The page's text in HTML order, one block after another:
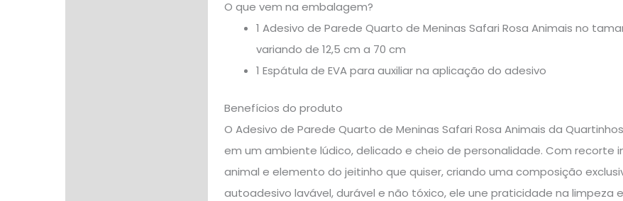
O que vem na embalagem?
1 Adesivo de Parede Quarto de Meninas Safari Rosa Animais no
variando de 12,5 cm a 70 cm
1 Espátula de EVA para auxiliar na aplicação do adesivo
Benefícios do produto
O Adesivo de Parede Quarto de Meninas Safari Rosa Animais da
em um ambiente lúdico, delicado e cheio de personalidade. Com recorte
animal e elemento do jeitinho que quiser, criando uma composição
autoadesivo lavável, durável e não tóxico, ele une praticidade na limpeza